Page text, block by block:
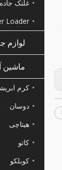
غلتک جاده
Loader
لوازم
ماشین
کرم
دوسان
هیتاچی
کاتو
کوبلکو